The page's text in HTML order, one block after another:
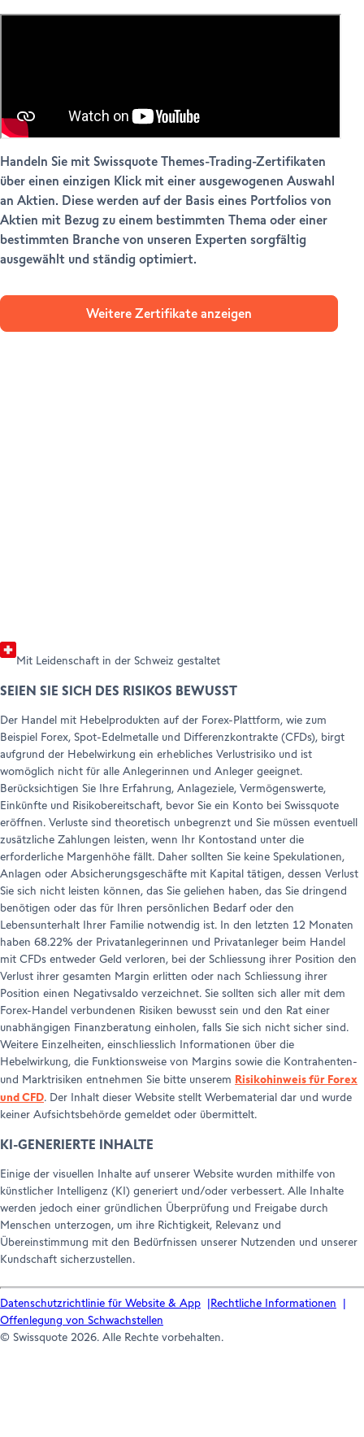
Handeln Sie mit Swissquote Themes-Trading-Zertifikaten
über einen einzigen Klick mit einer ausgewogenen Auswahl
an Aktien. Diese werden auf der Basis eines Portfolios von
Aktien mit Bezug zu einem bestimmten Thema oder einer
bestimmten Branche von unseren Experten sorgfältig
ausgewählt und ständig optimiert.
Weitere Zertifikate anzeigen
Mit Leidenschaft in der Schweiz gestaltet
SEIEN SIE SICH DES RISIKOS BEWUSST
Der Handel mit Hebelprodukten auf der Forex-Plattform, wie zum
Beispiel Forex, Spot-Edelmetalle und Differenzkontrakte (CFDs), birgt
aufgrund der Hebelwirkung ein erhebliches Verlustrisiko und ist
womöglich nicht für alle Anlegerinnen und Anleger geeignet.
Berücksichtigen Sie Ihre Erfahrung, Anlageziele, Vermögenswerte,
Einkünfte und Risikobereitschaft, bevor Sie ein Konto bei Swissquote
eröffnen. Verluste sind theoretisch unbegrenzt und Sie müssen eventuell
zusätzliche Zahlungen leisten, wenn Ihr Kontostand unter die
erforderliche Margenhöhe fällt. Daher sollten Sie keine Spekulationen,
Anlagen oder Absicherungsgeschäfte mit Kapital tätigen, dessen Verlust
Sie sich nicht leisten können, das Sie geliehen haben, das Sie dringend
benötigen oder das für Ihren persönlichen Bedarf oder den
Lebensunterhalt Ihrer Familie notwendig ist. In den letzten 12 Monaten
haben 68.22% der Privatanlegerinnen und Privatanleger beim Handel
mit CFDs entweder Geld verloren, bei der Schliessung ihrer Position den
Verlust ihrer gesamten Margin erlitten oder nach Schliessung ihrer
Position einen Negativsaldo verzeichnet. Sie sollten sich aller mit dem
Forex-Handel verbundenen Risiken bewusst sein und den Rat einer
unabhängigen Finanzberatung einholen, falls Sie sich nicht sicher sind.
Weitere Einzelheiten, einschliesslich Informationen über die
Hebelwirkung, die Funktionsweise von Margins sowie die Kontrahenten-
und Marktrisiken entnehmen Sie bitte unserem Risikohinweis für Forex
und CFD. Der Inhalt dieser Website stellt Werbematerial dar und wurde
keiner Aufsichtsbehörde gemeldet oder übermittelt.
KI-GENERIERTE INHALTE
Einige der visuellen Inhalte auf unserer Website wurden mithilfe von
künstlicher Intelligenz (KI) generiert und/oder verbessert. Alle Inhalte
werden jedoch einer gründlichen Überprüfung und Freigabe durch
Menschen unterzogen, um ihre Richtigkeit, Relevanz und
Übereinstimmung mit den Bedürfnissen unserer Nutzenden und unserer
Kundschaft sicherzustellen.
Datenschutzrichtlinie für Website & App
Rechtliche Informationen
Offenlegung von Schwachstellen
© Swissquote 2026. Alle Rechte vorbehalten.